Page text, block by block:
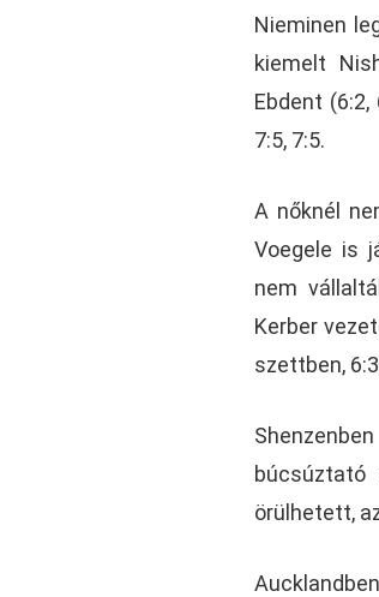
Nieminen
kiemelt
Ebdent
7:5, 7:5.
A nőknél
Voegele is
nem
Kerber
szettben,
örülhetett,